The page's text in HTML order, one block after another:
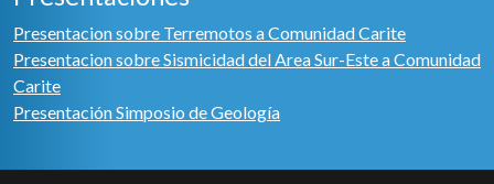
Presentacion sobre Terremotos a Comunidad Carite
Presentacion sobre Sismicidad del Area Sur-Este a Comunidad
Carite
Presentación Simposio de Geología